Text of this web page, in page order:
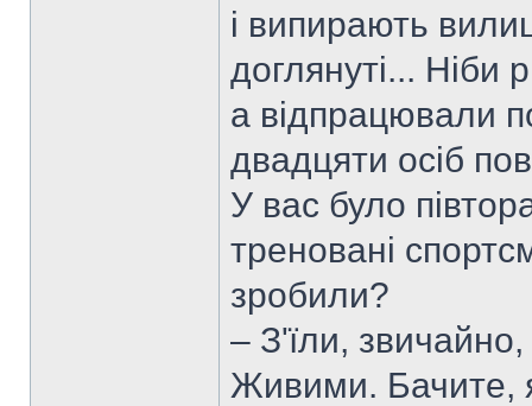
і випирають
доглянуті... Ніби
а відпрацювали
двадцяти осіб
У вас було
треновані
зробили?
– З'їли,
Живими. Бачите,